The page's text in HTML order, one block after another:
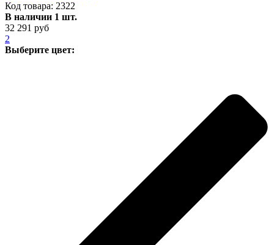
Код товара: 2322
В наличии 1 шт.
32 291 руб
2
Выберите цвет: